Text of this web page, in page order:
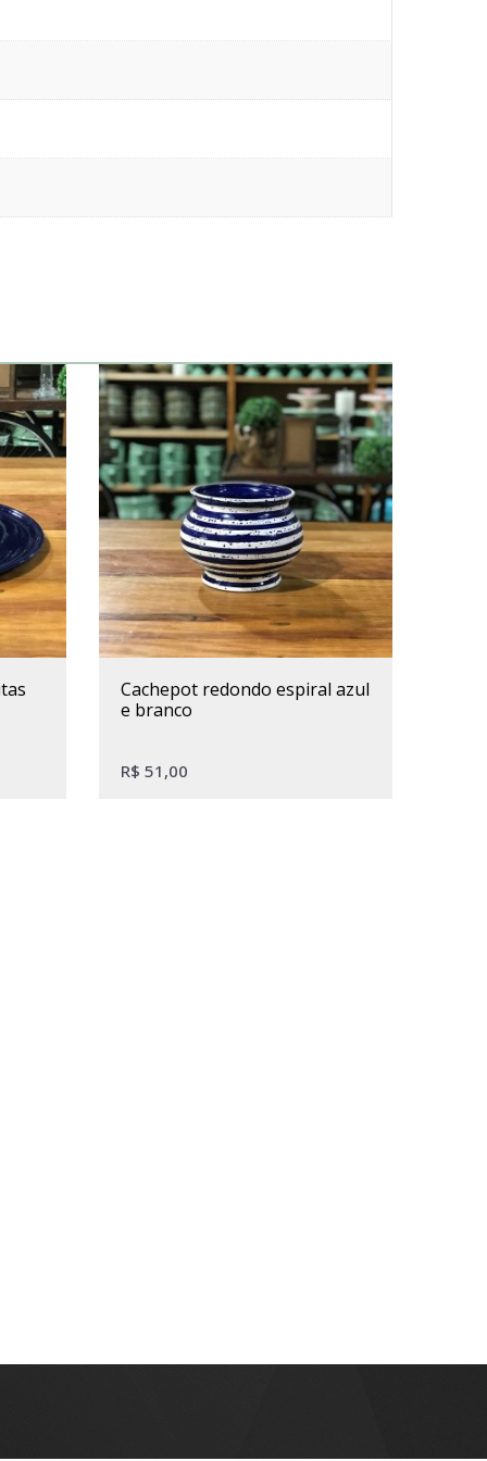
cachepot redondo espiral azul
e branco
R$ 51,00